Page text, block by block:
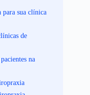
para sua clínica
de
na